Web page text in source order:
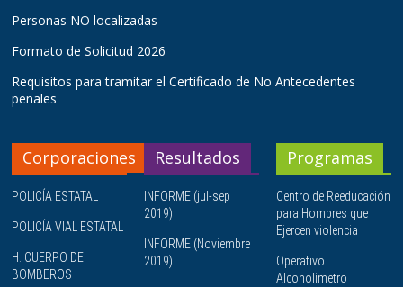
Personas NO localizadas
Formato de Solicitud 2026
Requisitos para tramitar el Certificado de No Antecedentes
penales
Corporaciones
POLICÍA ESTATAL
POLICÍA VIAL ESTATAL
H. CUERPO DE
BOMBEROS
Resultados
INFORME (jul-sep
2019)
INFORME (Noviembre
2019)
Programas
Centro de Reeducación
para Hombres que
Ejercen violencia
Operativo
Alcoholimetro